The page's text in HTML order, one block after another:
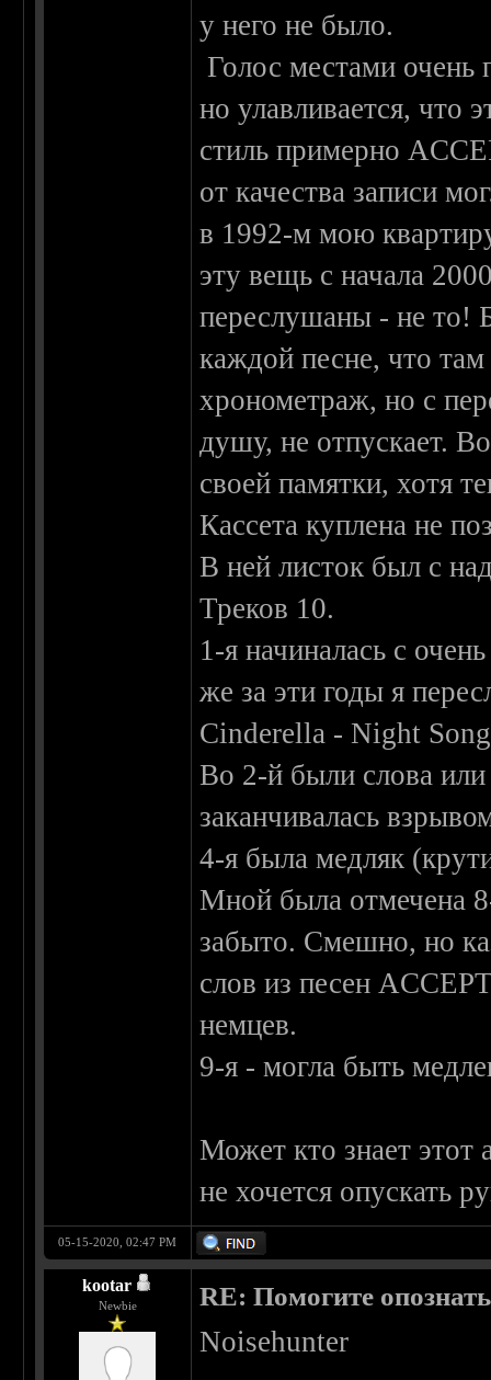
у него не было.
Голос местами очень
но улавливается, что
стиль примерно
от качества записи
в 1992-м мою
эту вещь с начала
переслушаны - не то!
каждой песне, что
хронометраж, но с
душу, не отпускает.
своей памятки, хотя
Кассета куплена не
В ней листок был с
Треков 10.
1-я начиналась с
же за эти годы я
Cinderella - Night
Во 2-й были слова
заканчивалась
4-я была медляк
Мной была отмечена
забыто. Смешно, но
слов из песен
немцев.
9-я - могла быть
Может кто знает этот
не хочется опускать
05-15-2020, 02:47 PM
kootar
Newbie RE: Помогите
Noisehunter